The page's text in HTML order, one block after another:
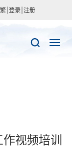
繁 登录 注册
视频培训